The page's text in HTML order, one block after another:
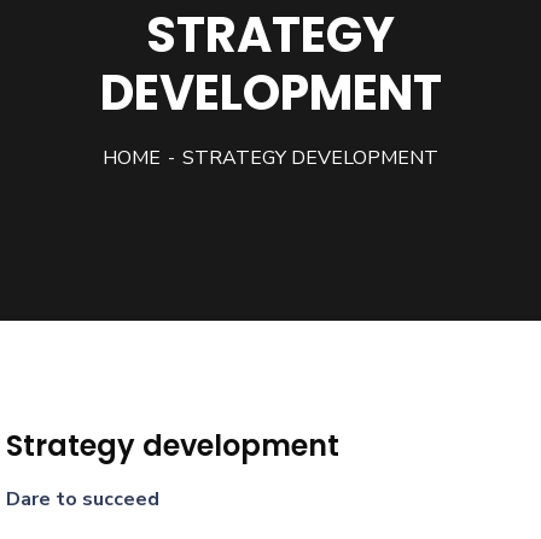
STRATEGY
DEVELOPMENT
HOME STRATEGY DEVELOPMENT
Strategy development
Dare to succeed